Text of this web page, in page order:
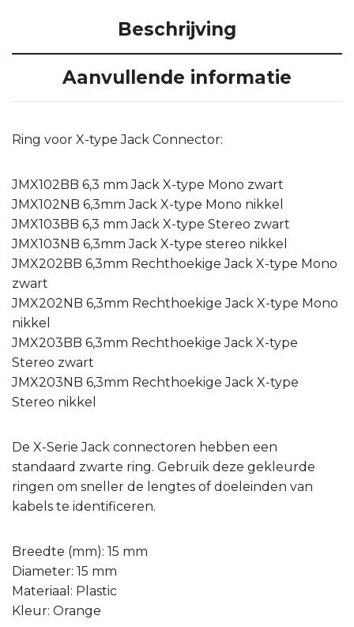
Beschrijving
Aanvullende informatie
Ring voor X-type Jack Connector:
JMX102BB 6,3 mm Jack X-type Mono zwart
JMX102NB 6,3mm Jack X-type Mono nikkel
JMX103BB 6,3 mm Jack X-type Stereo zwart
JMX103NB 6,3mm Jack X-type stereo nikkel
JMX202BB 6,3mm Rechthoekige Jack X-type Mono
zwart
JMX202NB 6,3mm Rechthoekige Jack X-type Mono
nikkel
JMX203BB 6,3mm Rechthoekige Jack X-type
Stereo zwart
JMX203NB 6,3mm Rechthoekige Jack X-type
Stereo nikkel
De X-Serie Jack connectoren hebben een
standaard zwarte ring. Gebruik deze gekleurde
ringen om sneller de lengtes of doeleinden van
kabels te identificeren.
Breedte (mm): 15 mm
Diameter: 15 mm
Materiaal: Plastic
Kleur: Orange